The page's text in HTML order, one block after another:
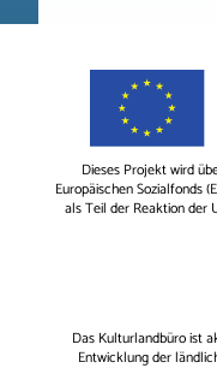
Dieses Projekt wird
Europäischen Sozialfonds
als Teil der Reaktion der
Das Kulturlandbüroist
Entwicklung der